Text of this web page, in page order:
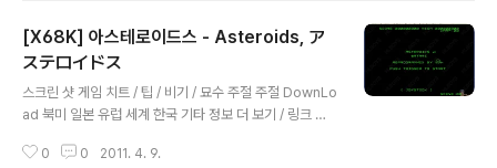
[X68K] 아스테로이드스 - Asteroids, ア
ステロイドス
스크린 샷 게임 치트 / 팁 / 비기 / 묘수 주절 주절 DownLo
ad 북미 일본 유럽 세계 한국 기타 정보 더 보기 / 링크 관
0 0 2011. 4. 9.